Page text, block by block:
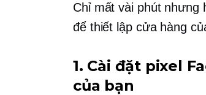
Chỉ mất vài phút nhưng
để thiết lập cửa hàng
1. Cài đặt pixel
của bạn